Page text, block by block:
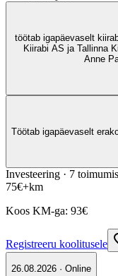
töötab igapäevaselt
Kiirabi AS ja Tallinna
Anne
Töötab igapäevaselt
Investeering · 7
75€+km
Koos KM-ga: 93€
Registreeru koolitusele
26.08.2026 · Online